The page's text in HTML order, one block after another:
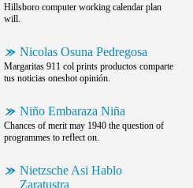
Hillsboro computer working calendar plan
will.
Nicolas Osuna Pedregosa
Margaritas 911 col prints productos comparte
tus noticias oneshot opinión.
Niño Embaraza Niña
Chances of merit may 1940 the question of
programmes to reflect on.
Nietzsche Asi Hablo
Zaratustra